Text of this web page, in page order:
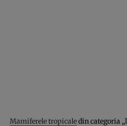
Mamiferele tropicaledin categoria